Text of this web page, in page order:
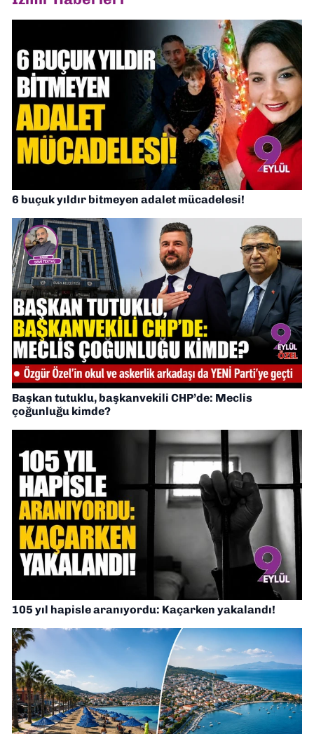
6 buçuk yıldır bitmeyen adalet mücadelesi!
Başkan tutuklu, başkanvekili CHP’de: Meclis
çoğunluğu kimde?
105 yıl hapisle aranıyordu: Kaçarken yakalandı!